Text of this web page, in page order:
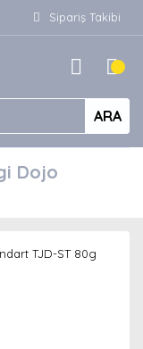
Sipariş Takibi
ARA
Dojo